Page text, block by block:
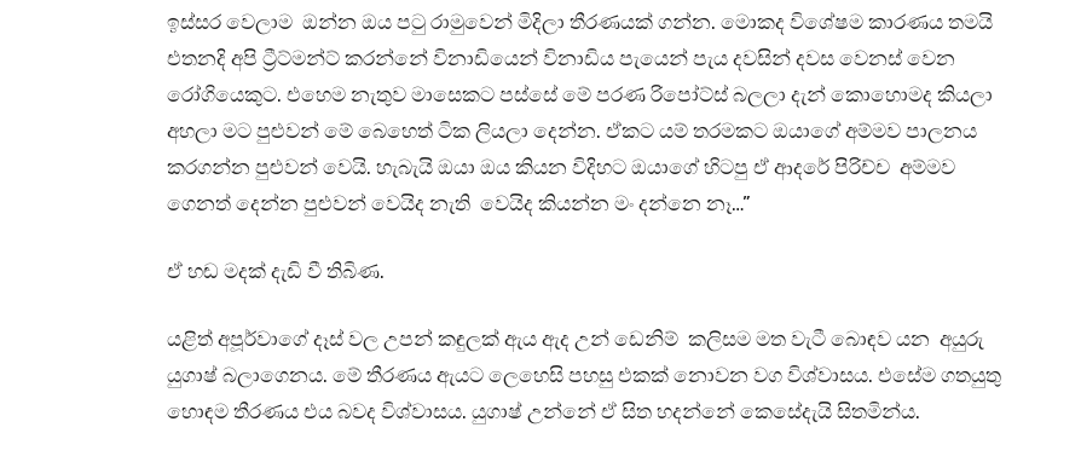
ඉස්සර වෙලාම ඔන්න ඔය පටු රාමුවෙන් මිදිලා තීරණයක් ගන්න. මොකද විශේෂම කාරණය තමයි
එතනදි අපි ට්‍රීට්මන්ට් කරන්නේ විනාඩියෙන් විනාඩිය පැයෙන් පැය දවසින් දවස වෙනස් වෙන
රෝගියෙකුට. එහෙම නැතුව මාසෙකට පස්සේ මේ පරණ රිපෝට්ස් බලලා දැන් කොහොමද කියලා
අහලා මට පුළුවන් මේ බෙහෙත් ටික ලියලා දෙන්න. ඒකට යම් තරමකට ඔයාගේ අම්මව පාලනය
කරගන්න පුළුවන් වෙයි. හැබැයි ඔයා ඔය කියන විදිහට ඔයාගේ හිටපු ඒ ආදරේ පිරිච්ච අම්මව
ගෙනත් දෙන්න පුළුවන් වෙයිද නැති වෙයිද කියන්න මං දන්නෙ නෑ…”
ඒ හඬ මදක් දැඩි වී තිබිණ.
යළිත් අපූර්වාගේ දෑස් වල උපන් කඳුලක් ඇය ඇද උන් ඩෙනිම් කලිසම මත වැටී බොඳව යන අයුරු
යුගාෂ් බලාගෙනය. මේ තීරණය ඇයට ලෙහෙසි පහසු එකක් නොවන වග විශ්වාසය. එසේම ගතයුතු
හොඳම තීරණය එය බවද විශ්වාසය. යුගාෂ් උන්නේ ඒ සිත හදන්නේ කෙසේදැයි සිතමින්ය.